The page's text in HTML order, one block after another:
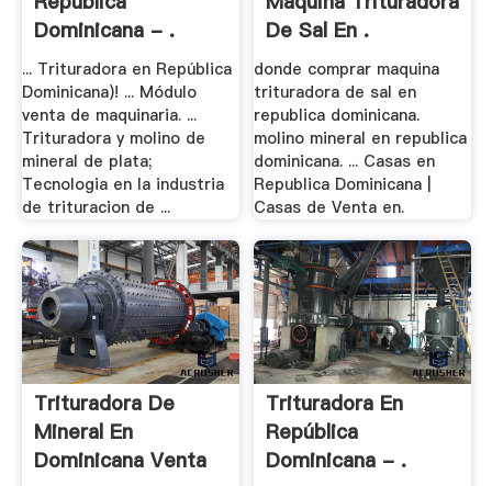
Dominicana - .
... Trituradora en República
Dominicana)! ... Módulo
venta de maquinaria. ...
Trituradora y molino de
mineral de plata;
Tecnologia en la industria
de trituracion de ...
De Sal En .
donde comprar maquina
trituradora de sal en
republica dominicana.
molino mineral en republica
dominicana. ... Casas en
Republica Dominicana |
Casas de Venta en.
Trituradora De
Mineral En
Dominicana Venta
Trituradora En
República
Dominicana - .